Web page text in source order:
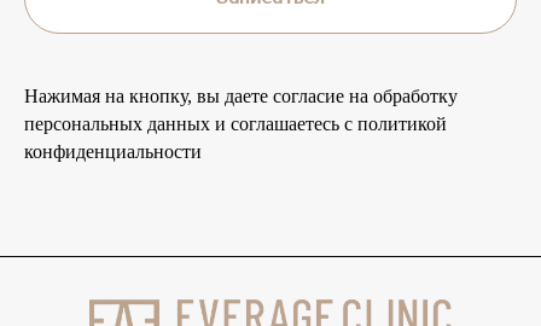
Нажимая на кнопку, вы даете согласие на обработку
персональных данных и соглашаетесь c политикой
конфиденциальности